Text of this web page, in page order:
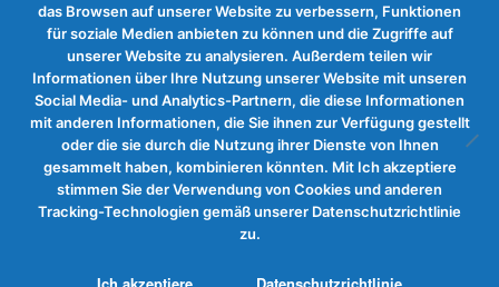
Vertrag widerrufen
das Browsen auf unserer Website zu verbessern, Funktionen
für soziale Medien anbieten zu können und die Zugriffe auf
unserer Website zu analysieren. Außerdem teilen wir
Informationen über Ihre Nutzung unserer Website mit unseren
Social Media- und Analytics-Partnern, die diese Informationen
mit anderen Informationen, die Sie ihnen zur Verfügung gestellt
oder die sie durch die Nutzung ihrer Dienste von Ihnen
gesammelt haben, kombinieren könnten. Mit Ich akzeptiere
stimmen Sie der Verwendung von Cookies und anderen
Tracking-Technologien gemäß unserer Datenschutzrichtlinie
zu.